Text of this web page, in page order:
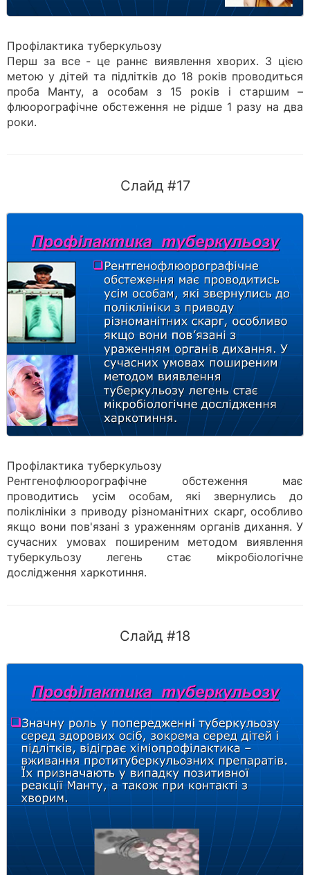
Профілактика туберкульозу
Перш за все - це раннє виявлення хворих. З цією
метою у дітей та підлітків до 18 років проводиться
проба Манту, а особам з 15 років і старшим –
флюорографічне обстеження не рідше 1 разу на два
роки.
Слайд #17
Профілактика туберкульозу
Рентгенофлюорографічне обстеження має
проводитись усім особам, які звернулись до
поліклініки з приводу різноманітних скарг, особливо
якщо вони пов'язані з ураженням органів дихання. У
сучасних умовах поширеним методом виявлення
туберкульозу легень стає мікробіологічне
дослідження харкотиння.
Слайд #18